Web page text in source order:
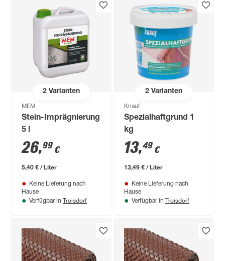
2Varianten
MEM
Stein-Imprägnierung
5 l
26,99 €
5,40 € / Liter
Keine Lieferung nach
Hause
Verfügbar in Troisdorf
2Varianten
Knauf
Spezialhaftgrund 1
kg
13,49 €
13,49 € / Liter
Keine Lieferung nach
Hause
Verfügbar in Troisdorf